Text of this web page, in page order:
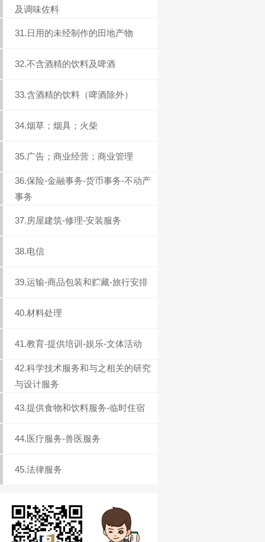
及调味佐料
31.日用的未经制作的田地产物
32.不含酒精的饮料及啤酒
33.含酒精的饮料（啤酒除外）
34.烟草；烟具；火柴
35.广告；商业经营；商业管理
36.保险-金融事务-货币事务-不动产
事务
37.房屋建筑-修理-安装服务
38.电信
39.运输-商品包装和贮藏-旅行安排
40.材料处理
41.教育-提供培训-娱乐-文体活动
42.科学技术服务和与之相关的研究
与设计服务
43.提供食物和饮料服务-临时住宿
44.医疗服务-兽医服务
45.法律服务